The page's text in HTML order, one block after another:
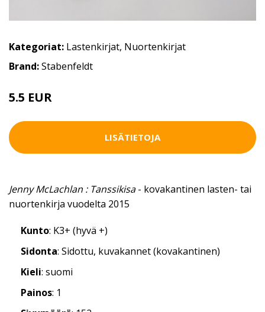
Kategoriat: Lastenkirjat, Nuortenkirjat
Brand:Stabenfeldt
5.5 EUR
LISÄTIETOJA
Jenny McLachlan : Tanssikisa- kovakantinen lasten- tai
nuortenkirja vuodelta 2015
Kunto: K3+ (hyvä +)
Sidonta: Sidottu, kuvakannet (kovakantinen)
Kieli: suomi
Painos: 1